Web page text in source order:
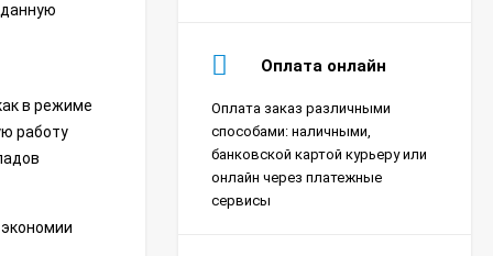
в режиме
работу
Оплата онлайн
Оплата заказ различными
способами: наличными,
банковской картой курьеру или
онлайн через платежные
сервисы
Сплит-система Xigma
SKY27RHA-ODU Sky
18 390₽